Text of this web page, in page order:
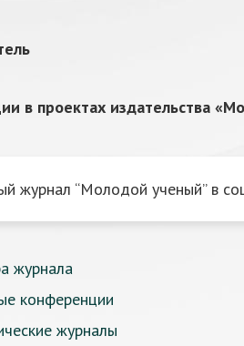
в проектах издательства
журнал “Молодой ученый” в
журнала
конференции
журналы